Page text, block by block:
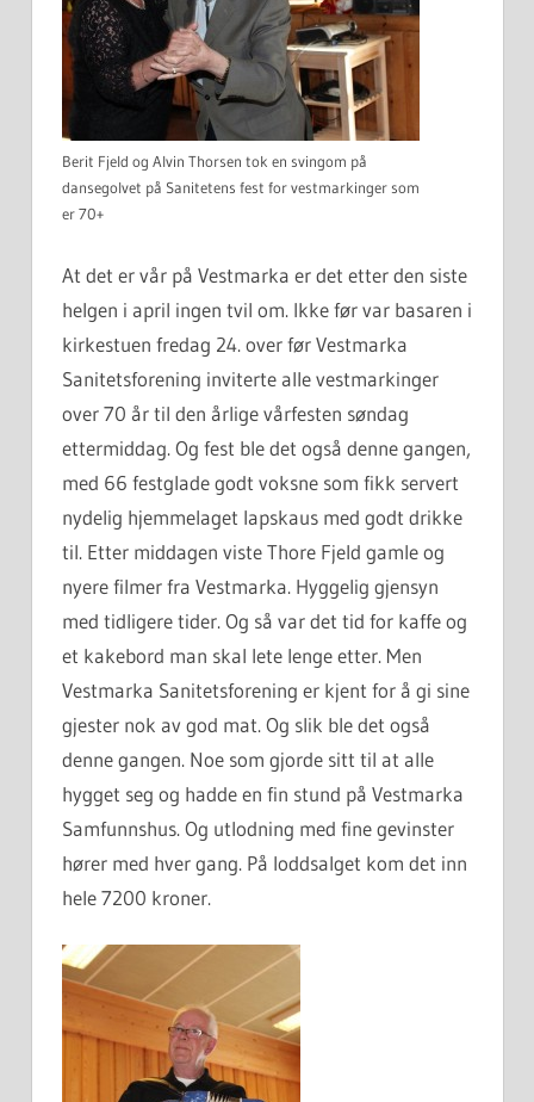
Berit Fjeld og Alvin Thorsen tok en svingom på
dansegolvet på Sanitetens fest for vestmarkinger som
er 70+
At det er vår på Vestmarka er det etter den siste
helgen i april ingen tvil om. Ikke før var basaren i
kirkestuen fredag 24. over før Vestmarka
Sanitetsforening inviterte alle vestmarkinger
over 70 år til den årlige vårfesten søndag
ettermiddag. Og fest ble det også denne gangen,
med 66 festglade godt voksne som fikk servert
nydelig hjemmelaget lapskaus med godt drikke
til. Etter middagen viste Thore Fjeld gamle og
nyere filmer fra Vestmarka. Hyggelig gjensyn
med tidligere tider. Og så var det tid for kaffe og
et kakebord man skal lete lenge etter. Men
Vestmarka Sanitetsforening er kjent for å gi sine
gjester nok av god mat. Og slik ble det også
denne gangen. Noe som gjorde sitt til at alle
hygget seg og hadde en fin stund på Vestmarka
Samfunnshus. Og utlodning med fine gevinster
hører med hver gang. På loddsalget kom det inn
hele 7200 kroner.